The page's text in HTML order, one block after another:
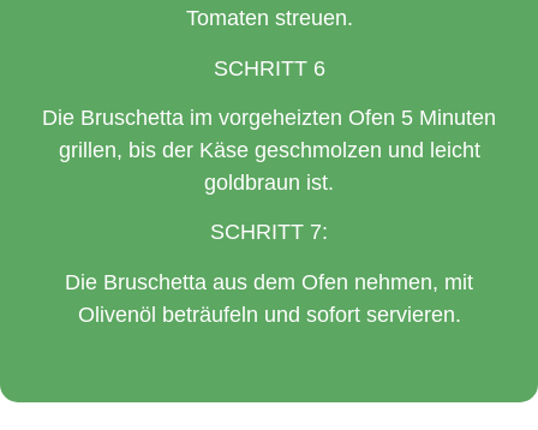
Tomaten streuen.
SCHRITT 6
Die Bruschetta im vorgeheizten Ofen 5 Minuten
grillen, bis der Käse geschmolzen und leicht
goldbraun ist.
SCHRITT 7:
Die Bruschetta aus dem Ofen nehmen, mit
Olivenöl beträufeln und sofort servieren.